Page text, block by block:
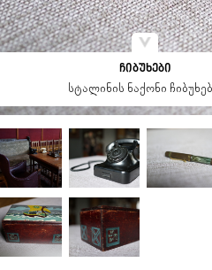
ჩიბუხები
სტალინის ნაქონი